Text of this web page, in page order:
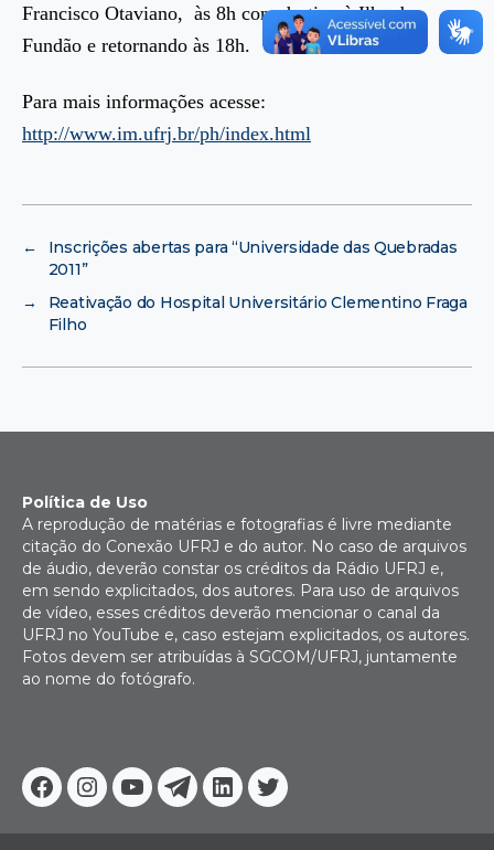
Francisco Otaviano, às 8h com destino à Ilha do
Fundão e retornando às 18h.
Para mais informações acesse:
http://www.im.ufrj.br/ph/index.html
←
Inscrições abertas para “Universidade das Quebradas
2011”
→
Reativação do Hospital Universitário Clementino Fraga
Filho
Facebook
Instagram
YoutubeTelegram
Linkedin
Twitter
Política de Uso
A reprodução de matérias e fotografias é livre mediante
citação do Conexão UFRJ e do autor. No caso de arquivos
de áudio, deverão constar os créditos da Rádio UFRJ e,
em sendo explicitados, dos autores. Para uso de arquivos
de vídeo, esses créditos deverão mencionar o canal da
UFRJ no YouTube e, caso estejam explicitados, os autores.
Fotos devem ser atribuídas à SGCOM/UFRJ, juntamente
ao nome do fotógrafo.